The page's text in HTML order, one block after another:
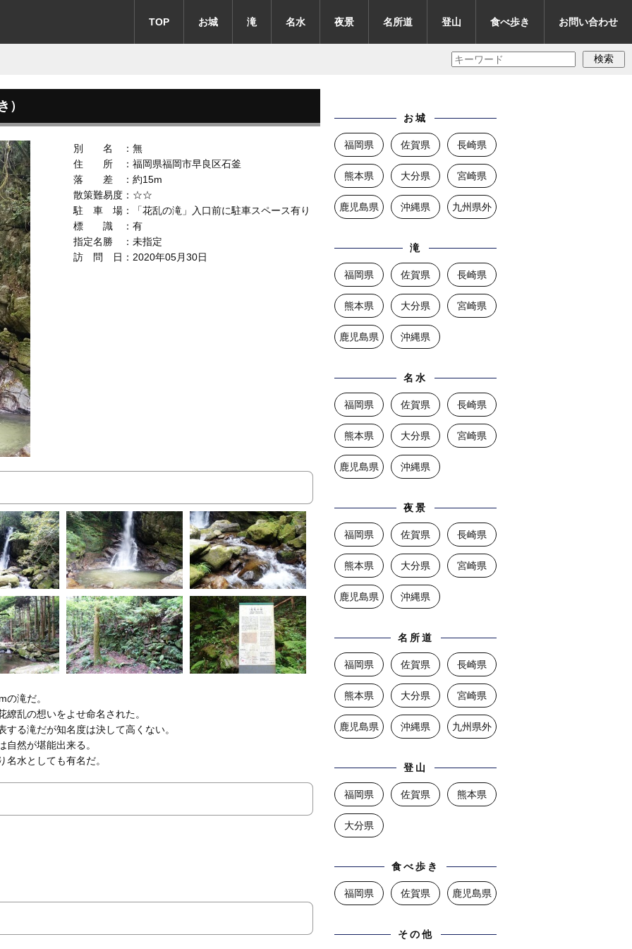
TOP お城 滝 名水 夜景 名所道 登山 食べ歩き お問い合わせ
検索
）
別 名 ：無
住 所 ：福岡県福岡市早良区石釜
落 差 ：約15m
散策難易度：☆☆
駐 車 場：「花乱の滝」入口前に駐車スペース有り
標 識 ：有
指定名勝 ：未指定
訪 問 日：2020年05月30日
滝だ。
乱の想いをよせ命名された。
する滝だが知名度は決して高くない。
然が堪能出来る。
水としても有名だ。
お城
福岡県 佐賀県 長崎県
熊本県 大分県 宮崎県
鹿児島県 沖縄県 九州県外
滝
福岡県 佐賀県 長崎県
熊本県 大分県 宮崎県
鹿児島県 沖縄県
名水
福岡県 佐賀県 長崎県
熊本県 大分県 宮崎県
鹿児島県 沖縄県
夜景
福岡県 佐賀県 長崎県
熊本県 大分県 宮崎県
鹿児島県 沖縄県
名所道
福岡県 佐賀県 長崎県
熊本県 大分県 宮崎県
鹿児島県 沖縄県 九州県外
登山
福岡県 佐賀県 熊本県
大分県
食べ歩き
福岡県 佐賀県 鹿児島県
その他